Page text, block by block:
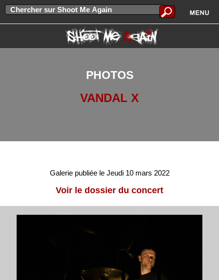
PHOTOS
VANDAL X
Galerie publiée le Jeudi 10 mars 2022
Voir le dossier du concert